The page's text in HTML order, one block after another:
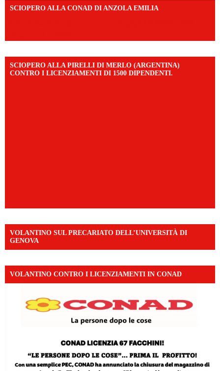
SCIOPERO ALLA CONAD DI ANZOLA EMILIA
SCIOPERO ALLA PIRELLI DI MERLO (ARGENTINA)
CONTRO I LICENZIAMENTI DI 1500 DIPENDENTI.
VOLANTINO SUL PRECARIATO DELL’UNIVERSITÀ DI
GENOVA
VOLANTINO CONTRO I LICENZIAMENTI IN CONAD